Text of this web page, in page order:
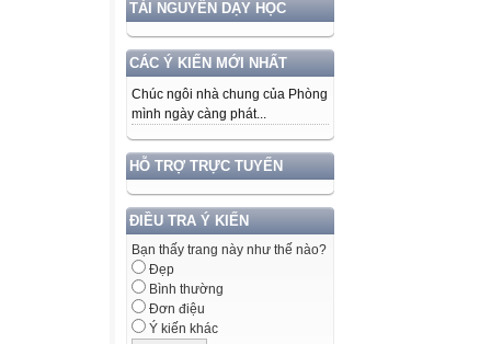
TÀI NGUYÊN DẠY HỌC
CÁC Ý KIẾN MỚI NHẤT
Chúc ngôi nhà chung của Phòng
mình ngày càng phát...
HỖ TRỢ TRỰC TUYẾN
ĐIỀU TRA Ý KIẾN
Bạn thấy trang này như thế nào?
Đẹp
Bình thường
Đơn điệu
Ý kiến khác